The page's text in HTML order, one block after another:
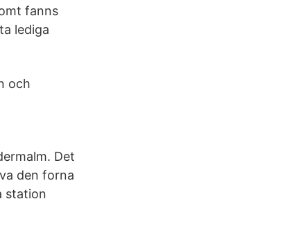
fanns
lediga
och
Det
den forna
station